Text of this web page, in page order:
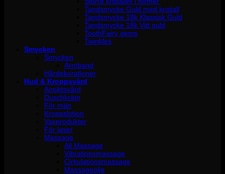
Tandsmycke Guld med kristall
Tandsmycke 18k Klassisk Guld
Tandsmycke 18k Vitt guld
ToothFairy gems
Twinkles
Smycken
Smycken
Armband
Hårdekorationer
Hud & Kroppsvård
Ansiktsvård
Duschkräm
För män
Kroppslotion
Vaxprodukter
För laser
Massage
All Massage
Vibrationsmassage
Cirkulationsmassage
Massageolja